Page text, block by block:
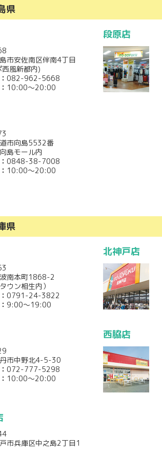
県
市安佐南区伴南4丁目
風新都内)
082-962-5668
10:00～20:00
段原店
市向島5532番
島モール内
0848-38-7008
10:00～20:00
県
南本町1868-2
ウン相生内）
0791-24-3822
9:00～19:00
北神戸店
市中野北4-5-30
072-777-5298
10:00～20:00
西脇店
市兵庫区中之島2丁目1